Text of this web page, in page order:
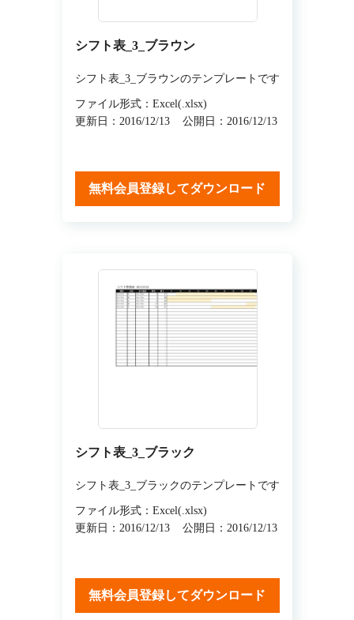
シフト表_3_ブラウン
シフト表_3_ブラウンのテンプレートです
ファイル形式：Excel(.xlsx)
更新日：2016/12/13
公開日：2016/12/13
無料会員登録してダウンロード
シフト表_3_ブラック
シフト表_3_ブラックのテンプレートです
ファイル形式：Excel(.xlsx)
更新日：2016/12/13
公開日：2016/12/13
無料会員登録してダウンロード